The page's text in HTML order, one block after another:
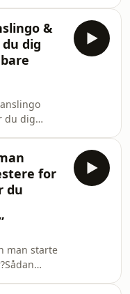
Det
mål
viden,
afsnit
til
om
i Danmark
&
dig
du dig
som at
Linnéa ned
dansk.
ikke
for
du
man starte